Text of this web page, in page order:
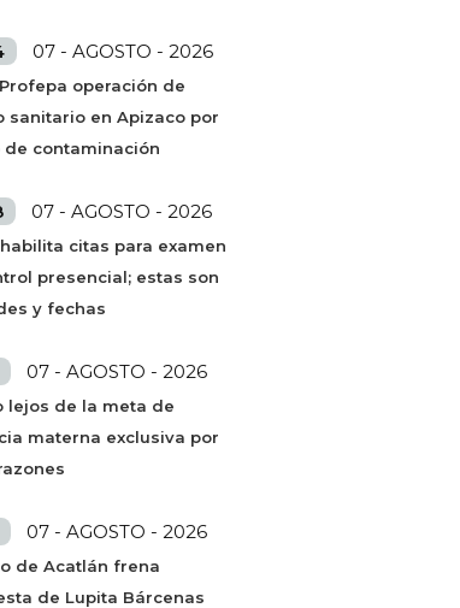
07 - AGOSTO - 2026
operación de
sanitario en Apizaco por
de contaminación
07 - AGOSTO - 2026
habilita citas para examen
presencial; estas son
y fechas
07 - AGOSTO - 2026
lejos de la meta de
materna exclusiva por
07 - AGOSTO - 2026
de Acatlán frena
de Lupita Bárcenas